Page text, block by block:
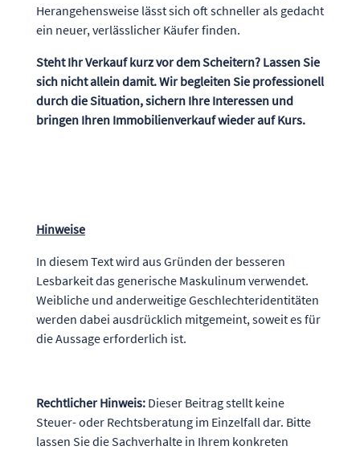
Herangehensweise lässt sich oft schneller als gedacht
ein neuer, verlässlicher Käufer finden.
Steht Ihr Verkauf kurz vor dem Scheitern? Lassen Sie
sich nicht allein damit. Wir begleiten Sie professionell
durch die Situation, sichern Ihre Interessen und
bringen Ihren Immobilienverkauf wieder auf Kurs.
Hinweise
In diesem Text wird aus Gründen der besseren
Lesbarkeit das generische Maskulinum verwendet.
Weibliche und anderweitige Geschlechteridentitäten
werden dabei ausdrücklich mitgemeint, soweit es für
die Aussage erforderlich ist.
Rechtlicher Hinweis:Dieser Beitrag stellt keine
Steuer- oder Rechtsberatung im Einzelfall dar. Bitte
lassen Sie die Sachverhalte in Ihrem konkreten